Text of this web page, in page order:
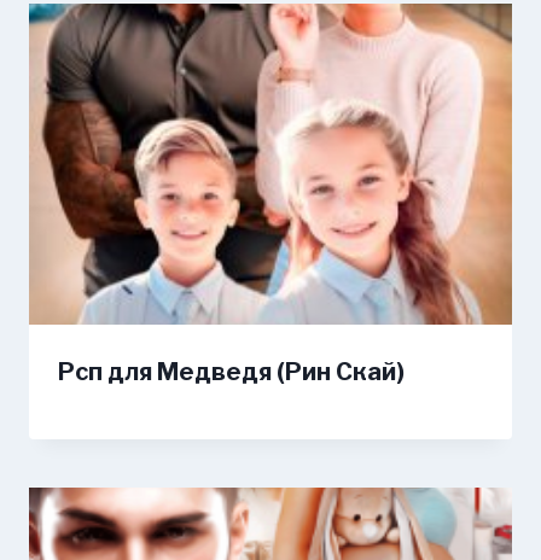
Рсп для Медведя (Рин Скай)